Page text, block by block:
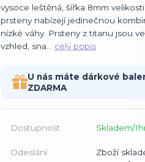
vysoce leštěná, šířka 8mm
prsteny nabízejí jedinečnou
nízké váhy. Prsteny z titanu jsou
vzhled, sna... celý popis
U nás máte dárkové
ZDARMA
Dostupnost Skladem/
Odeslání
Zboží